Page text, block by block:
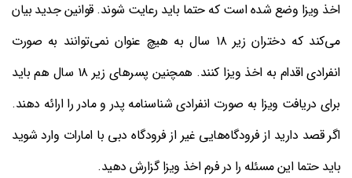
اخذ ویزا وضع شده است که حتما باید رعایت شوند. قوانین جدید بیان
می‌کند که دختران زیر ۱۸ سال به هیچ عنوان نمی‌توانند به صورت
انفرادی اقدام به اخذ ویزا کنند. همچنین پسرهای زیر ۱۸ سال هم باید
برای دریافت ویزا به صورت انفرادی شناسنامه پدر و مادر را ارائه دهند.
اگر قصد دارید از فرودگاه‌هایی غیر از فرودگاه دبی با امارات وارد شوید
باید حتما این مسئله را در فرم اخذ ویزا گزارش دهید.